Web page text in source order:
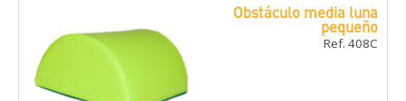
Obstáculo media luna
pequeño
Ref. 408C